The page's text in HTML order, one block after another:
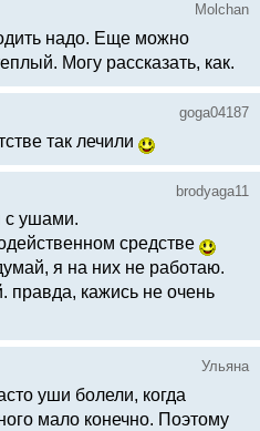
Molchan
надо. Еще можно
Могу рассказать, как.
goga04187
так лечили
brodyaga11
с ушами.
средстве
я на них не работаю.
правда, кажись не очень
Ульяна
уши болели, когда
мало конечно. Поэтому